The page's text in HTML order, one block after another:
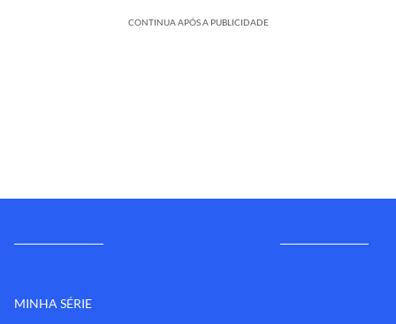
CONTINUA APÓS A PUBLICIDADE
MINHA SÉRIE